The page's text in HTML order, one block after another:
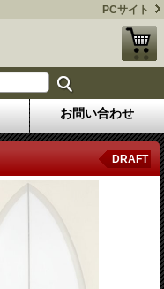
PCサイト
お問い合わせ
DRAFT